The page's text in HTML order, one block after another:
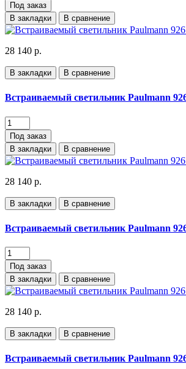
Под заказ
В закладки
В сравнение
28 140 р.
В закладки В сравнение
Встраиваемый светильник Paulmann
Под заказ
В закладки
В сравнение
28 140 р.
В закладки В сравнение
Встраиваемый светильник Paulmann
Под заказ
В закладки
В сравнение
28 140 р.
В закладки В сравнение
Встраиваемый светильник Paulmann